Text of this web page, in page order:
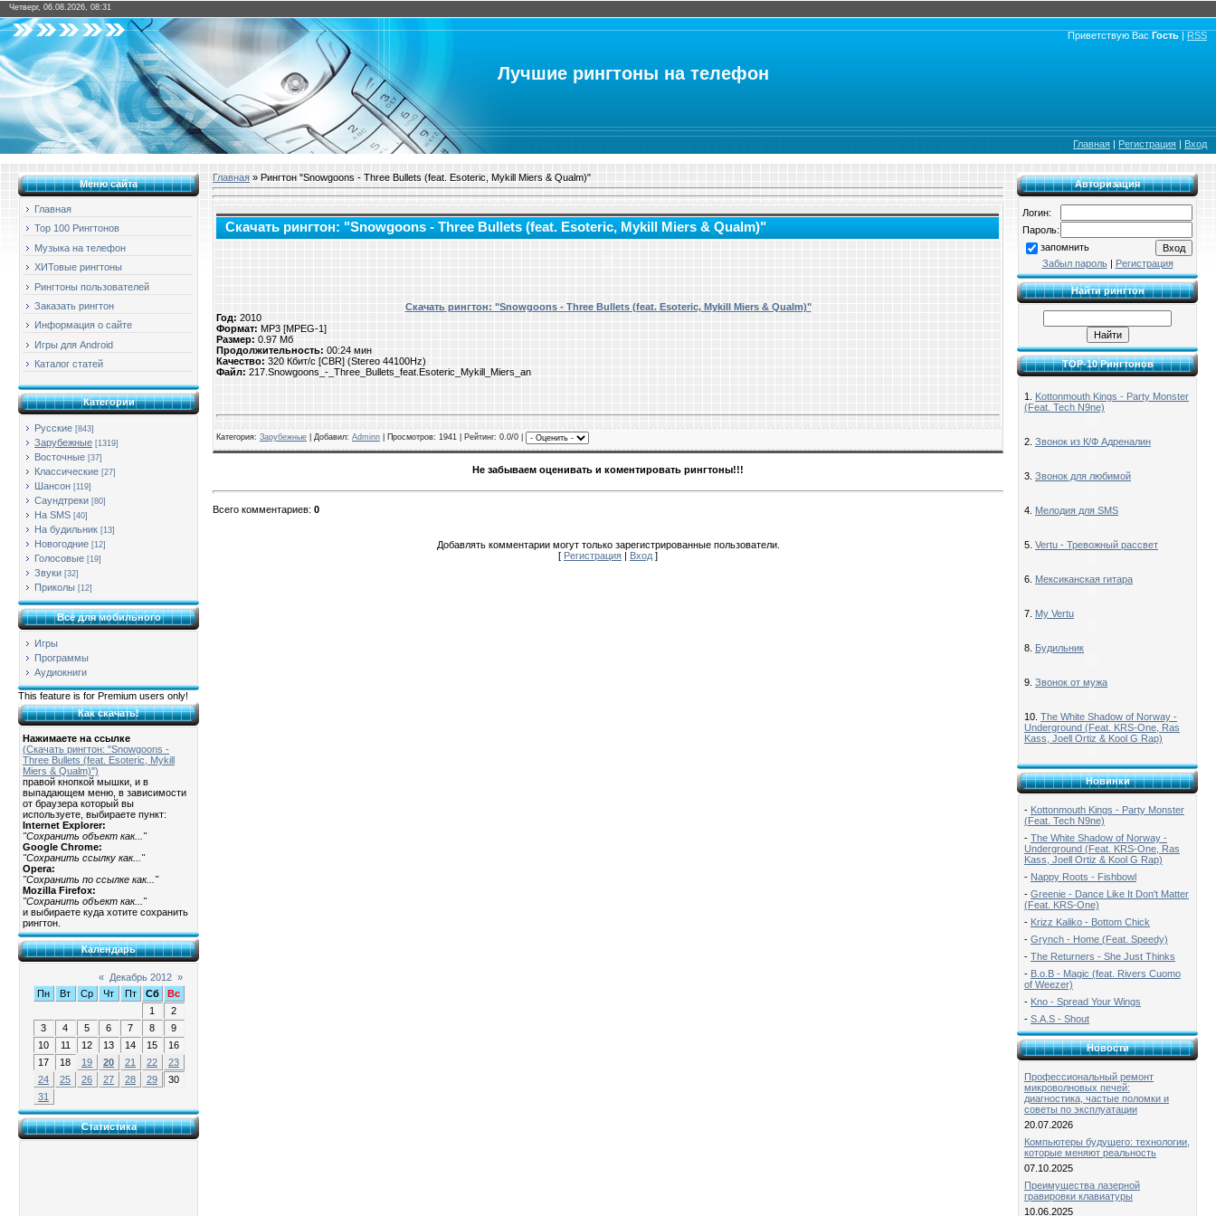
Четверг, 06.08.2026, 08:31
Приветствую Вас Гость | RSS
Лучшие рингтоны на телефон
Главная | Регистрация | Вход
Меню сайта
Главная
Top 100 Рингтонов
Музыка на телефон
ХИТовые рингтоны
Рингтоны пользователей
Заказать рингтон
Информация о сайте
Игры для Android
Каталог статей
Категории
Русские [843]
Зарубежные [1319]
Восточные [37]
Классические [27]
Шансон [119]
Саундтреки [80]
На SMS [40]
На будильник [13]
Новогодние [12]
Голосовые [19]
Звуки [32]
Приколы [12]
Всё для мобильного
Игры
Программы
Аудиокниги
This feature is for Premium users only!
Как скачать!
Нажимаете на ссылке
(Скачать рингтон: "Snowgoons -
Three Bullets (feat. Esoteric, Mykill
Miers & Qualm)")
правой кнопкой мышки, и в
выпадающем меню, в зависимости
от браузера который вы
используете, выбираете пункт:
Internet Explorer:
"Сохранить объект как..."
Google Chrome:
"Сохранить ссылку как..."
Opera:
"Сохранить по ссылке как..."
Mozilla Firefox:
"Сохранить объект как..."
и выбираете куда хотите сохранить
рингтон.
Календарь
« Декабрь 2012 »
Пн
Вт Ср Чт Пт Сб
Вс
1
2
3
4 5 6 7 8
9
10
11 12 13 14 15
16
17
18 19 20 21 22
23
24
25 26 27 28 29
30
31
Статистика
Главная » Рингтон "Snowgoons - Three Bullets (feat. Esoteric, Mykill Miers & Qualm)"
Скачать рингтон: "Snowgoons - Three Bullets (feat. Esoteric, Mykill Miers & Qualm)"
Скачать рингтон: "Snowgoons - Three Bullets (feat. Esoteric, Mykill Miers & Qualm)"
Год: 2010
Формат: MP3 [MPEG-1]
Размер: 0.97 Мб
Продолжительность: 00:24 мин
Качество: 320 Кбит/с [CBR] (Stereo 44100Hz)
Файл: 217.Snowgoons_-_Three_Bullets_feat.Esoteric_Mykill_Miers_an
Категория: Зарубежные | Добавил: Adminn Просмотров: 1941 | Рейтинг: 0.0/0 |
Не забываем оценивать и коментировать рингтоны!!!
Всего комментариев: 0
Добавлять комментарии могут только зарегистрированные пользователи.
[ Регистрация | Вход ]
Авторизация
Логин:
Пароль:
запомнить
Забыл пароль| Регистрация
Найти рингтон
TOP-10 Рингтонов
1. Kottonmouth Kings - Party Monster
(Feat. Tech N9ne)
2. Звонок из К/Ф Адреналин
3. Звонок для любимой
4. Мелодия для SMS
5. Vertu - Тревожный рассвет
6. Мексиканская гитара
7. My Vertu
8. Будильник
9. Звонок от мужа
10. The White Shadow of Norway -
Underground (Feat. KRS-One, Ras
Kass, Joell Ortiz & Kool G Rap)
Новинки
- Kottonmouth Kings - Party Monster
(Feat. Tech N9ne)
- The White Shadow of Norway -
Underground (Feat. KRS-One, Ras
Kass, Joell Ortiz & Kool G Rap)
- Nappy Roots - Fishbowl
- Greenie - Dance Like It Don't Matter
(Feat. KRS-One)
- Krizz Kaliko - Bottom Chick
- Grynch - Home (Feat. Speedy)
- The Returners - She Just Thinks
- B.o.B - Magic (feat. Rivers Cuomo
of Weezer)
- Kno - Spread Your Wings
- S.A.S - Shout
Новости
Профессиональный ремонт
микроволновых печей:
диагностика, частые поломки и
советы по эксплуатации
20.07.2026
Компьютеры будущего: технологии,
которые меняют реальность
07.10.2025
Преимущества лазерной
гравировки клавиатуры
10.06.2025